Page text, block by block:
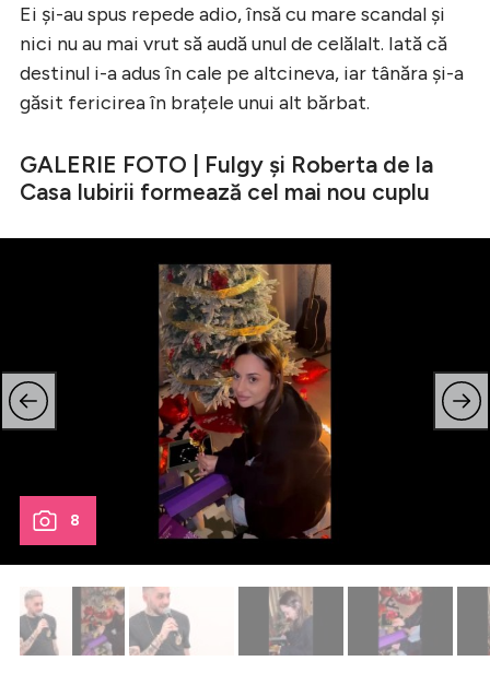
Ei și-au spus repede adio, însă cu mare scandal și
nici nu au mai vrut să audă unul de celălalt. Iată că
destinul i-a adus în cale pe altcineva, iar tânăra și-a
găsit fericirea în brațele unui alt bărbat.
GALERIE FOTO | Fulgy și Roberta de la
Casa Iubirii formează cel mai nou cuplu
8